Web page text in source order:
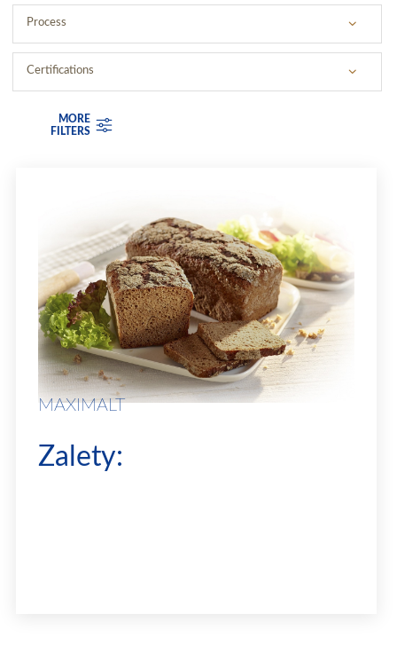
SOLUTION 3
Process
Certifications
MORE
FILTERS
MAXIMALT
Zalety: